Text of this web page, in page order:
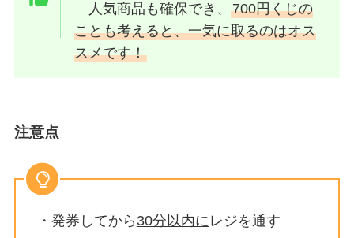
人気商品も確保でき、700円くじの
ことも考えると、一気に取るのはオス
スメです！
注意点
・発券してから 30分以内にレジを通す